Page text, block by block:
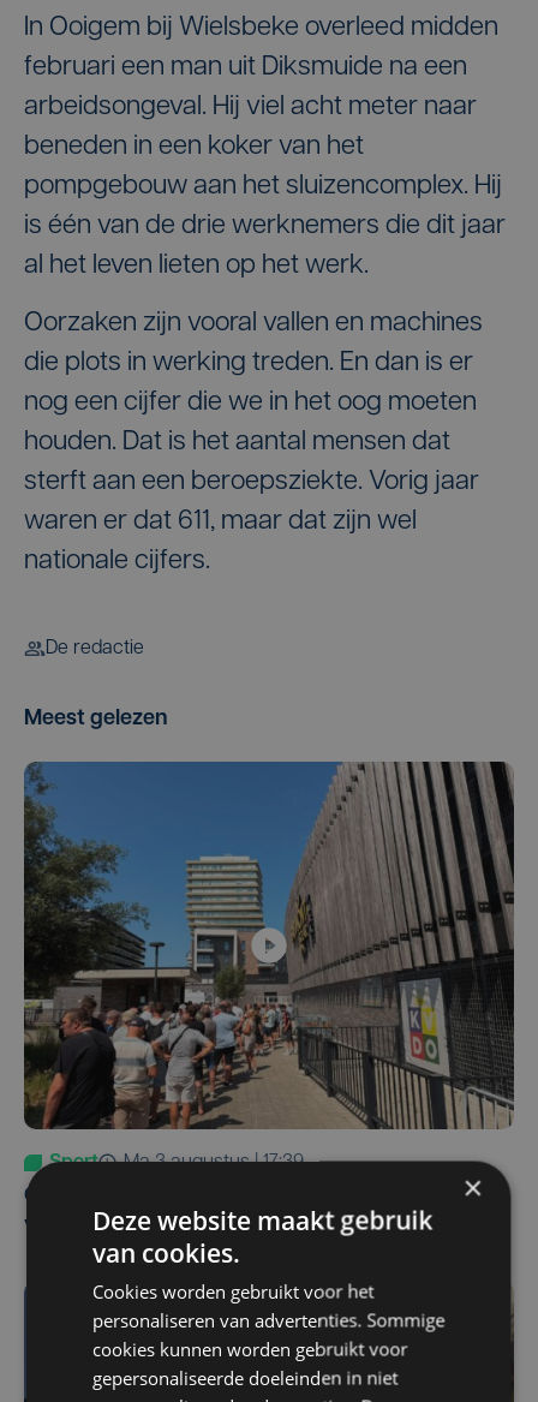
In Ooigem bij Wielsbeke overleed midden
februari een man uit Diksmuide na een
arbeidsongeval. Hij viel acht meter naar
beneden in een koker van het
pompgebouw aan het sluizencomplex. Hij
is één van de drie werknemers die dit jaar
al het leven lieten op het werk.
Oorzaken zijn vooral vallen en machines
die plots in werking treden. En dan is er
nog een cijfer die we in het oog moeten
houden. Dat is het aantal mensen dat
sterft aan een beroepsziekte. Vorig jaar
waren er dat 611, maar dat zijn wel
nationale cijfers.
De redactie
Meest gelezen
Sport
ma 3 augustus | 17:39
Champions League leeft in Oostende: lange wachtrij
voor tickets Union - Bodø/Glimt
×
Deze website maakt gebruik
van cookies.
Cookies worden gebruikt voor het
personaliseren van advertenties. Sommige
cookies kunnen worden gebruikt voor
gepersonaliseerde doeleinden in niet